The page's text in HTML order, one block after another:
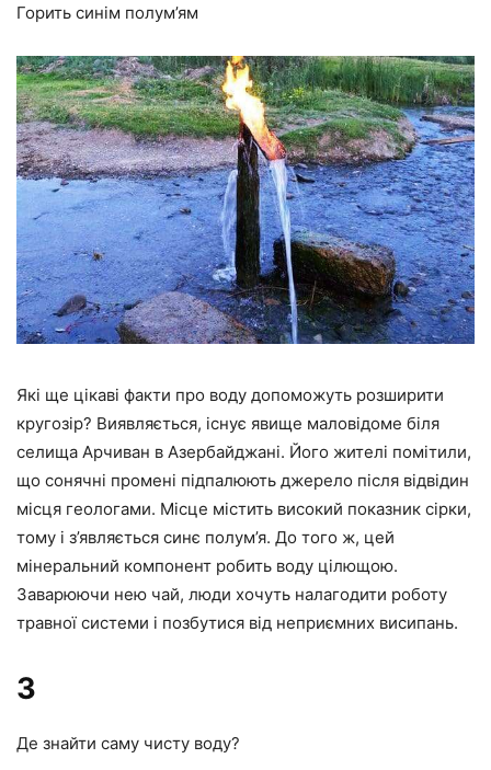
Горить синім полум’ям
Які ще цікаві факти про воду допоможуть розширити
кругозір? Виявляється, існує явище маловідоме біля
селища Арчиван в Азербайджані. Його жителі помітили,
що сонячні промені підпалюють джерело після відвідин
місця геологами. Місце містить високий показник сірки,
тому і з’являється синє полум’я. До того ж, цей
мінеральний компонент робить воду цілющою.
Заварюючи нею чай, люди хочуть налагодити роботу
травної системи і позбутися від неприємних висипань.
3
Де знайти саму чисту воду?